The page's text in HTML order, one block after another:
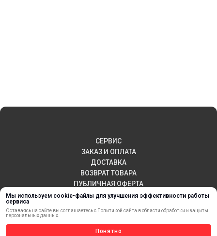
Мы используем cookie-файлы для улучшения эффективности работы
сервиса
Оставаясь на сайте вы соглашаетесь с Политикой сайта в области обработки и защиты
персональных данных.
Понятно
СЕРВИС
ЗАКАЗ И ОПЛАТА
ДОСТАВКА
ВОЗВРАТ ТОВАРА
ПУБЛИЧНАЯ ОФЕРТА
КОНТАКТЫ
НОВИНКИ